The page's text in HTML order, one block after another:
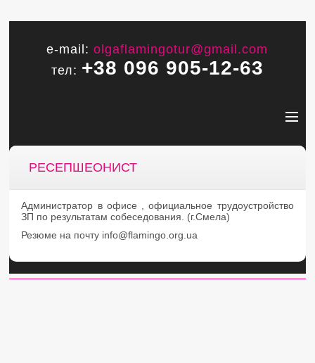
e-mail:olgaflamingotur@gmail.com
тел: +38 096 905-12-63
РЕСЕПШЕОНИСТ
Администратор в офисе , официальное трудоустройство
ЗП по результатам собеседования. (г.Смела)
Резюме на почту info@flamingo.org.ua